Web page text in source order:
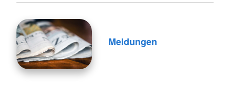
Meldungen